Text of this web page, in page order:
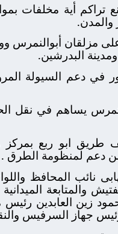
أية مخلفات
والمدن.
مزلقان أبوالنمرس
البدرشين.
دعم السيولة
يساهم في
طريق ابو ربع
من دعم لمنظومة الطرق .
نائب المحافظ
والمتابعة
زين العابدين
جهاز السرفيس